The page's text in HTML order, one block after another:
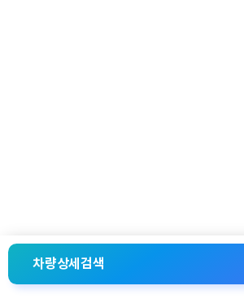
차량상세검색